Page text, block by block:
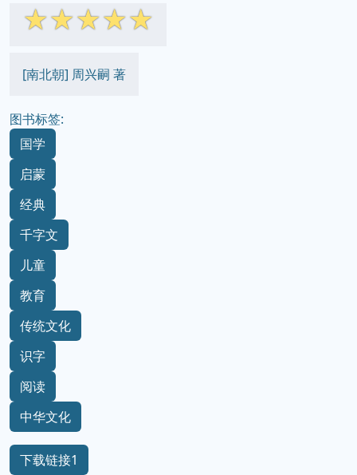
☆☆☆☆☆
[南北朝] 周兴嗣 著
图书标签:
国学
启蒙
经典
千字文
儿童
教育
传统文化
识字
阅读
中华文化
下载链接1